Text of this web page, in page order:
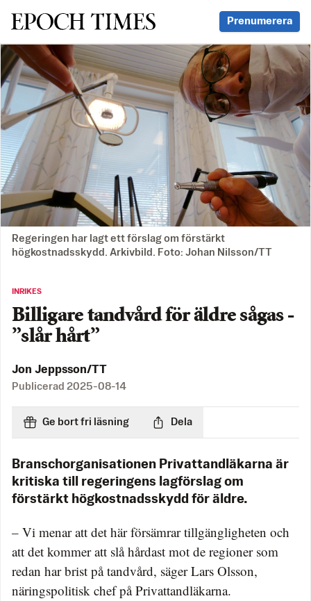
Svenska Epoch Times Prenumerera
Regeringen har lagt ett förslag om förstärkt
högkostnadsskydd. Arkivbild. Foto: Johan Nilsson/TT
INRIKES
Billigare tandvård för äldre sågas -
”slår hårt”
Jon Jeppsson/TT
Publicerad 2025-08-14
Ge bort fri läsning Dela
Branschorganisationen Privattandläkarna är
kritiska till regeringens lagförslag om
förstärkt högkostnadsskydd för äldre.
– Vi menar att det här försämrar tillgängligheten och
att det kommer att slå hårdast mot de regioner som
redan har brist på tandvård, säger Lars Olsson,
näringspolitisk chef på Privattandläkarna.